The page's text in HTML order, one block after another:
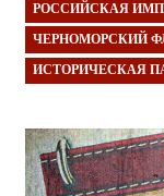
РОССИЙСКАЯ
ЧЕРНОМОРСКИЙ
ИСТОРИЧЕСКАЯ